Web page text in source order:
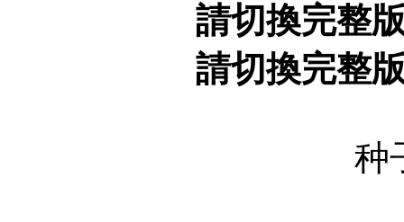
請切換完整
請切換完整
种